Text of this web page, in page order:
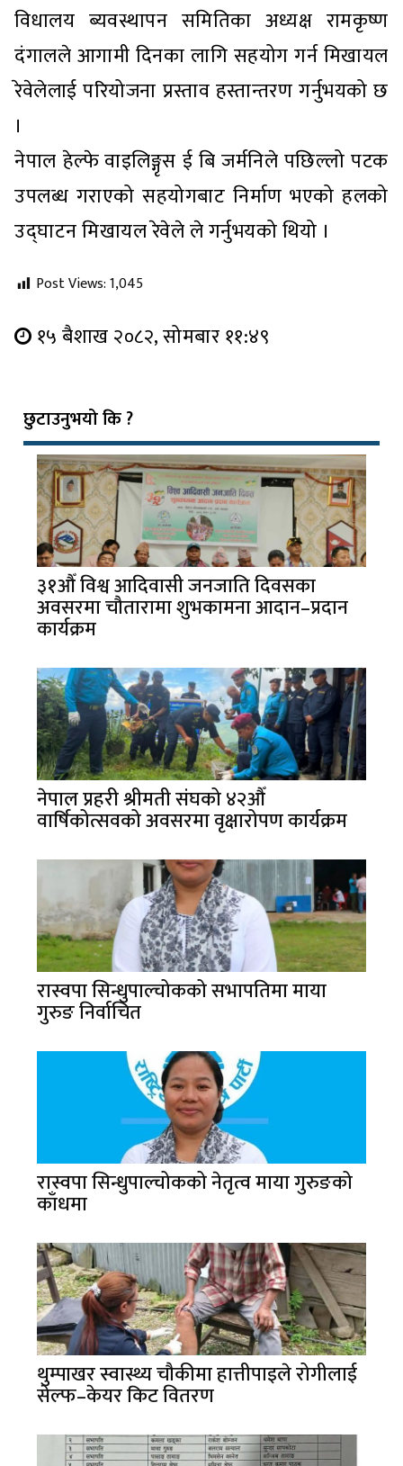
विधालय ब्यवस्थापन समितिका अध्यक्ष रामकृष्ण
दंगालले आगामी दिनका लागि सहयोग गर्न मिखायल
रेवेलेलाई परियोजना प्रस्ताव हस्तान्तरण गर्नुभयको छ
।
नेपाल हेल्फे वाइलिङ्गृस ई बि जर्मनिले पछिल्लो पटक
उपलब्ध गराएको सहयोगबाट निर्माण भएको हलको
उद्घाटन मिखायल रेवेले ले गर्नुभयको थियो ।
Post Views:1,045
१५ बैशाख २०८२, सोमबार ११:४९
छुटाउनुभयो कि ?
३१औँ विश्व आदिवासी जनजाति दिवसका
अवसरमा चौतारामा शुभकामना आदान–प्रदान
कार्यक्रम
नेपाल प्रहरी श्रीमती संघको ४२औँ
वार्षिकोत्सवको अवसरमा वृक्षारोपण कार्यक्रम
रास्वपा सिन्धुपाल्चोकको सभापतिमा माया
गुरुङ निर्वाचित
रास्वपा सिन्धुपाल्चोकको नेतृत्व माया गुरुङको
काँधमा
थुम्पाखर स्वास्थ्य चौकीमा हात्तीपाइले रोगीलाई
सेल्फ–केयर किट वितरण